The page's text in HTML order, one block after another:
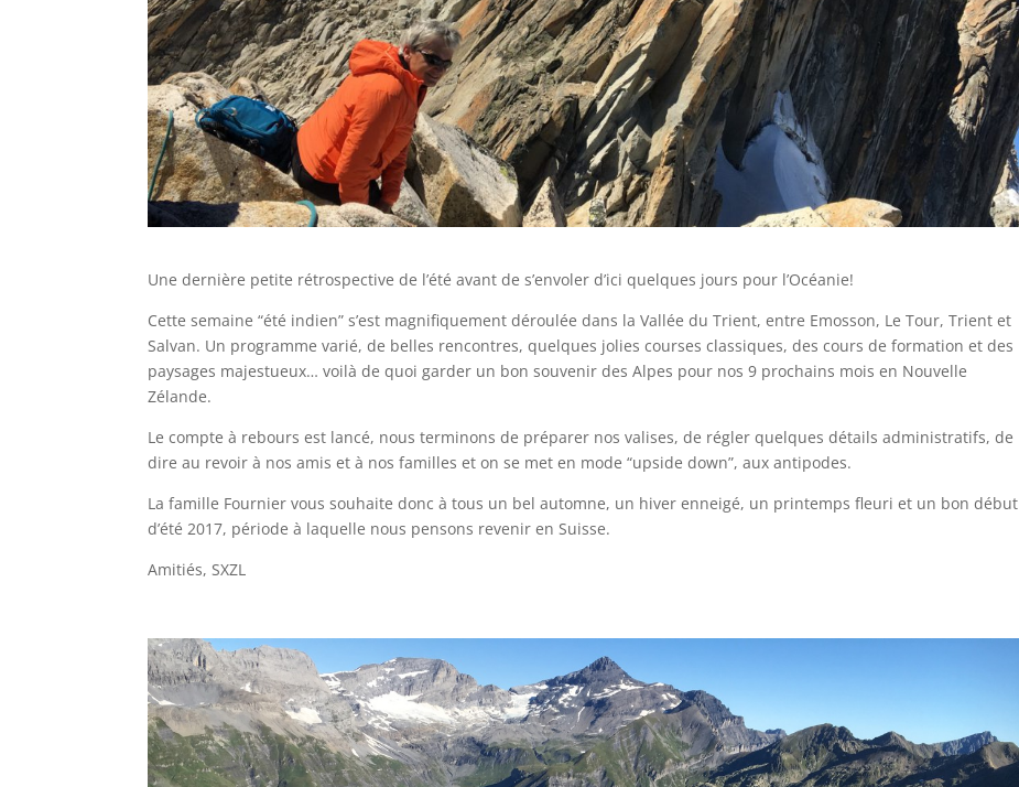
Une dernière petite rétrospective de l’été avant de s’envoler d’ici quelques jours pour l’Océanie!
Cette semaine “été indien” s’est magnifiquement déroulée dans la Vallée du Trient, entre Emosson, Le Tour, Trient et
Salvan. Un programme varié, de belles rencontres, quelques jolies courses classiques, des cours de formation et des
paysages majestueux… voilà de quoi garder un bon souvenir des Alpes pour nos 9 prochains mois en Nouvelle
Zélande.
Le compte à rebours est lancé, nous terminons de préparer nos valises, de régler quelques détails administratifs, de
dire au revoir à nos amis et à nos familles et on se met en mode “upside down”, aux antipodes.
La famille Fournier vous souhaite donc à tous un bel automne, un hiver enneigé, un printemps fleuri et un bon début
d’été 2017, période à laquelle nous pensons revenir en Suisse.
Amitiés, SXZL